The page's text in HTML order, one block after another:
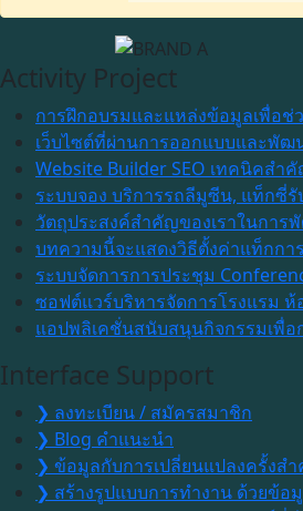
Activity Project
การฝึกอบรมและแหล่งข้อมูลเพื่อช่
เว็บไซต์ที่ผ่านการออกแบบและพัฒ
Website Builder SEO เทคนิคสำคั
ระบบจอง บริการรถลีมูซีน, แท็กซี่รั
วัตถุประสงค์สำคัญของเราในการ
บทความนี้จะแสดงวิธีตั้งค่าแท็กกา
ระบบจัดการการประชุม
ซอฟต์แวร์บริหารจัดการโรงแรม ห้
แอปพลิเคชั่นสนับสนุนกิจกรรมเพื่อ
Interface Support
❯ ลงทะเบียน / สมัครสมาชิก
❯ Blog คำแนะนำ
❯ ข้อมูลกับการเปลี่ยนแปลงครั้งส
❯ สร้างรูปแบบการทำงาน ด้วยข้อ